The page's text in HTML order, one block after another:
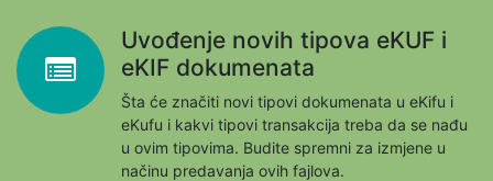
Uvođenje novih tipova eKUF i
eKIF dokumenata
Šta će značiti novi tipovi dokumenata u eKifu i
eKufu i kakvi tipovi transakcija treba da se nađu
u ovim tipovima. Budite spremni za izmjene u
načinu predavanja ovih fajlova.